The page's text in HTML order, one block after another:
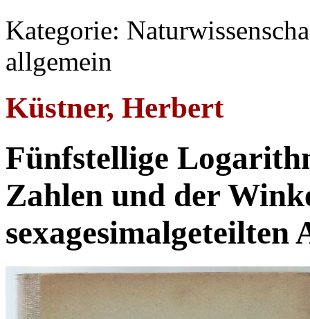
Kategorie:
allgemein
Küstner, Herbert
Fünfstellige
Zahlen und der
sexagesimalgeteilten